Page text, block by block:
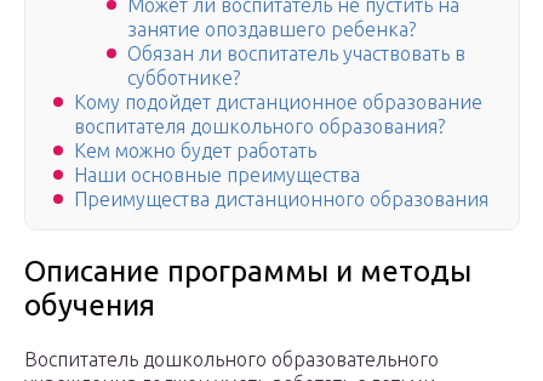
Может ли воспитатель не пустить на
занятие опоздавшего ребенка?
Обязан ли воспитатель участвовать в
субботнике?
Кому подойдет дистанционное образование
воспитателя дошкольного образования?
Кем можно будет работать
Наши основные преимущества
Преимущества дистанционного образования
Описание программы и методы
обучения
Воспитатель дошкольного образовательного